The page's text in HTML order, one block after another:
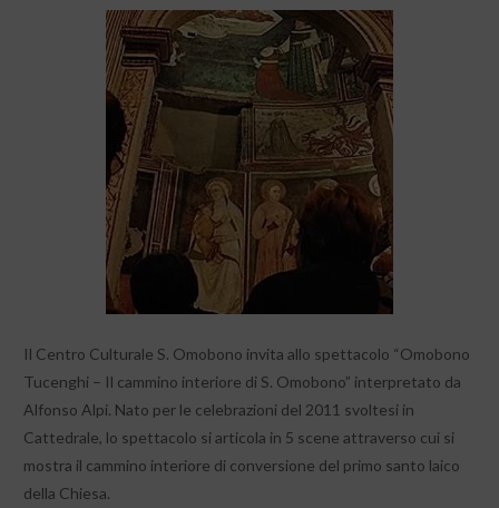
Il Centro Culturale S. Omobono invita allo spettacolo “Omobono
Tucenghi – Il cammino interiore di S. Omobono” interpretato da
Alfonso Alpi. Nato per le celebrazioni del 2011 svoltesi in
Cattedrale, lo spettacolo si articola in 5 scene attraverso cui si
mostra il cammino interiore di conversione del primo santo laico
della Chiesa.